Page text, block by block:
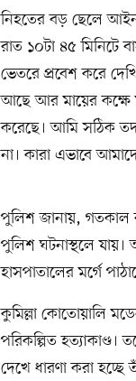
নিহতের বড় ছেলে
রাত ১০টা ৪৫ মিনিটে
ভেতরে প্রবেশ করে
আছে আর মায়ের কক্ষে
করেছে। আমি সঠিক
না। কারা এভাবে
পুলিশ জানায়, গতকাল
পুলিশ ঘটনাস্থলে
হাসপাতালের মর্গে
কুমিল্লা কোতোয়ালি
পরিকল্পিত হত্যাকাণ্ড।
দেখে ধারণা করা